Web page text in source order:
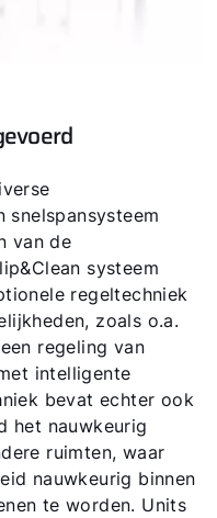
snelspansysteem
van de
systeem
regeltechniek
zoals o.a.
regeling van
intelligente
bevat echter ook
het nauwkeurig
ruimten, waar
nauwkeurig binnen
te worden. Units